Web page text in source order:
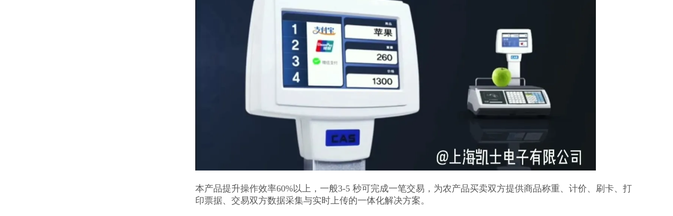
本产品提升操作效率60%以上，一般3-5 秒可完成一笔交易，为农产品买卖双方提供商品称重、计价、刷卡、打
印票据、交易双方数据采集与实时上传的一体化解决方案。